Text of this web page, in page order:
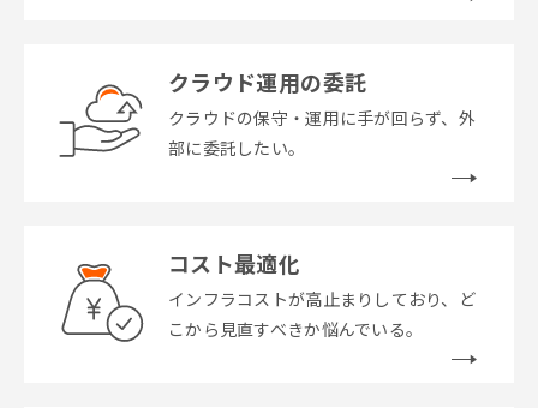
クラウド運用の委託
クラウドの保守・運用に手が回らず、外
部に委託したい。
コスト最適化
インフラコストが高止まりしており、ど
こから見直すべきか悩んでいる。